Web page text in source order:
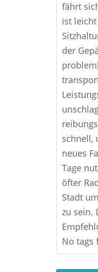
fährt
ist
der
schnell,
neues
Tage
öfter
Stadt
zu sein.
No tags